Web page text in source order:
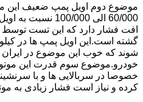
موضوع دوم اویل پمپ ضعیف این
60/000 الی 100/
افت فشار دارد که این تست توسط
گشته است.این اویل پمپ ها در
شوند که خوب این موضوع در ایران
خودرو.موضوع سوم قدرت این
خصوصا در سربالایی ها و با
کرده و نیاز است فشار زیادی به